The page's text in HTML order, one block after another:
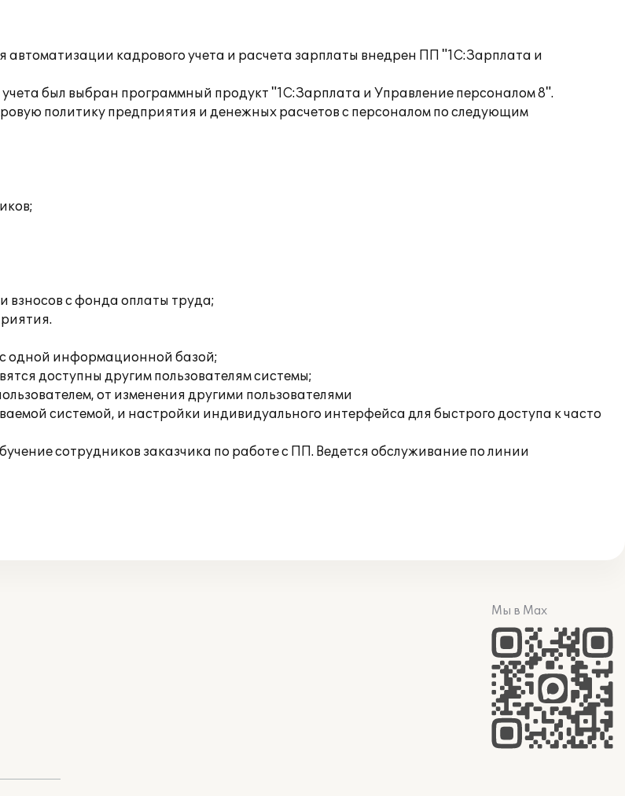
кадрового учета и расчета зарплаты внедрен ПП "1С:Зарплата и
был выбран программный продукт "1С:Зарплата и Управление персоналом 8".
политику предприятия и денежных расчетов с персоналом по следующим
взносов с фонда оплаты труда;
с одной информационной базой;
доступны другим пользователям системы;
от изменения другими пользователями
системой, и настройки индивидуального интерфейса для быстрого доступа к часто
сотрудников заказчика по работе с ПП. Ведется обслуживание по линии
Мы в Max